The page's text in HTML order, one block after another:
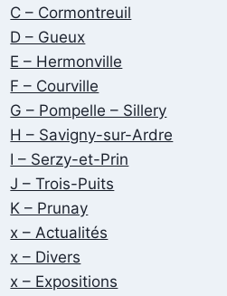
C – Cormontreuil
D – Gueux
E – Hermonville
F – Courville
G – Pompelle – Sillery
H – Savigny-sur-Ardre
I – Serzy-et-Prin
J – Trois-Puits
K – Prunay
x – Actualités
x – Divers
x – Expositions